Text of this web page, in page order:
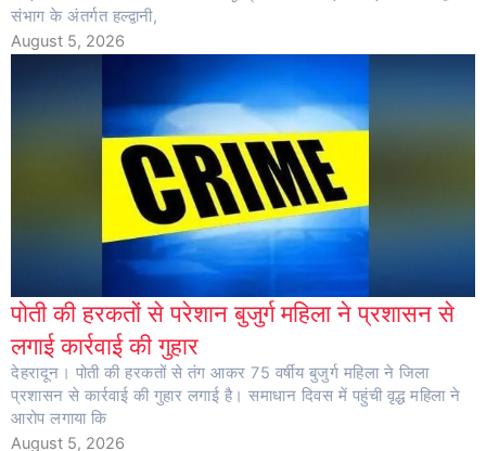
संभाग के अंतर्गत हल्द्वानी,
August 5, 2026
पोती की हरकतों से परेशान बुजुर्ग महिला ने प्रशासन से
लगाई कार्रवाई की गुहार
देहरादून। पोती की हरकतों से तंग आकर 75 वर्षीय बुजुर्ग महिला ने जिला
प्रशासन से कार्रवाई की गुहार लगाई है। समाधान दिवस में पहुंची वृद्ध महिला ने
आरोप लगाया कि
August 5, 2026